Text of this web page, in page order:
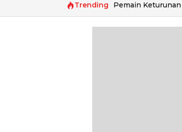
Trending Pemain